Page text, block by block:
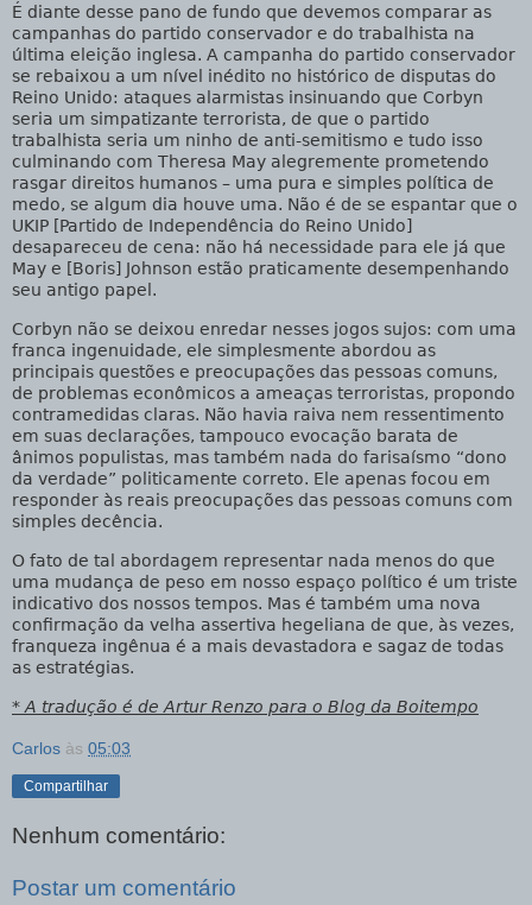
É diante desse pano de fundo que devemos comparar as
campanhas do partido conservador e do trabalhista na
última eleição inglesa. A campanha do partido conservador
se rebaixou a um nível inédito no histórico de disputas do
Reino Unido: ataques alarmistas insinuando que Corbyn
seria um simpatizante terrorista, de que o partido
trabalhista seria um ninho de anti-semitismo e tudo isso
culminando com Theresa May alegremente prometendo
rasgar direitos humanos – uma pura e simples política de
medo, se algum dia houve uma. Não é de se espantar que o
UKIP [Partido de Independência do Reino Unido]
desapareceu de cena: não há necessidade para ele já que
May e [Boris] Johnson estão praticamente desempenhando
seu antigo papel.
Corbyn não se deixou enredar nesses jogos sujos: com uma
franca ingenuidade, ele simplesmente abordou as
principais questões e preocupações das pessoas comuns,
de problemas econômicos a ameaças terroristas, propondo
contramedidas claras. Não havia raiva nem ressentimento
em suas declarações, tampouco evocação barata de
ânimos populistas, mas também nada do farisaísmo “dono
da verdade” politicamente correto. Ele apenas focou em
responder às reais preocupações das pessoas comuns com
simples decência.
O fato de tal abordagem representar nada menos do que
uma mudança de peso em nosso espaço político é um triste
indicativo dos nossos tempos. Mas é também uma nova
confirmação da velha assertiva hegeliana de que, às vezes,
franqueza ingênua é a mais devastadora e sagaz de todas
as estratégias.
* A tradução é de Artur Renzo para o Blog da Boitempo
Carlos às 05:03
Compartilhar
Nenhum comentário:
Postar um comentário